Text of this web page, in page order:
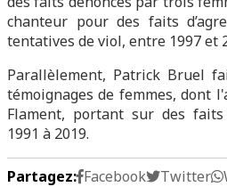
chanteur pour des faits
tentatives de viol, entre 1997 et
Parallèlement, Patrick Bruel
témoignages de femmes, dont
Flament, portant sur des
1991 à 2019.
Partagez: Facebook Twitter